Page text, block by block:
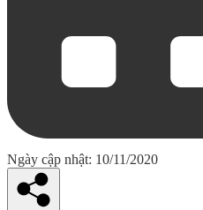
Ngày cập nhật: 10/11/2020